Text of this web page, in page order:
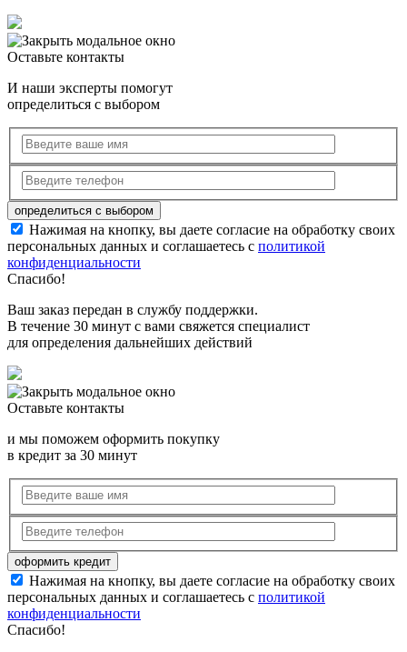
Оставьте контакты
И наши эксперты помогут
определиться с выбором
Нажимая на кнопку, вы даете согласие на обработку своих
персональных данных и соглашаетесь с политикой
конфиденциальности
Спасибо!
Ваш заказ передан в службу поддержки.
В течение 30 минут с вами свяжется специалист
для определения дальнейших действий
Оставьте контакты
и мы поможем оформить покупку
в кредит за 30 минут
Нажимая на кнопку, вы даете согласие на обработку своих
персональных данных и соглашаетесь с политикой
конфиденциальности
Спасибо!